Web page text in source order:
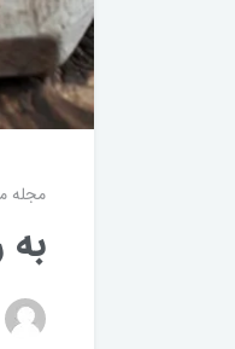
مجله